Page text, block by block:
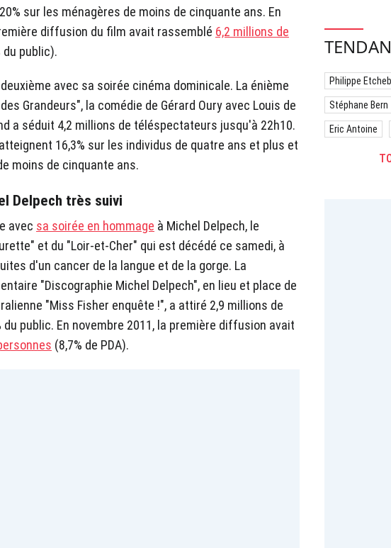
sur les ménagères de moins de cinquante ans. En
diffusion du film avait rassemblé 6,2 millions de
du public).
avec sa soirée cinéma dominicale. La énième
Grandeurs", la comédie de Gérard Oury avec Louis de
a séduit 4,2 millions de téléspectateurs jusqu'à 22h10.
16,3% sur les individus de quatre ans et plus et
moins de cinquante ans.
Delpech très suivi
avec sa soirée en hommage à Michel Delpech, le
et du "Loir-et-Cher" qui est décédé ce samedi, à
d'un cancer de la langue et de la gorge. La
"Discographie Michel Delpech", en lieu et place de
"Miss Fisher enquête !", a attiré 2,9 millions de
du public. En novembre 2011, la première diffusion avait
(8,7% de PDA).
Philippe
Stéphane Bern
Eric Antoine